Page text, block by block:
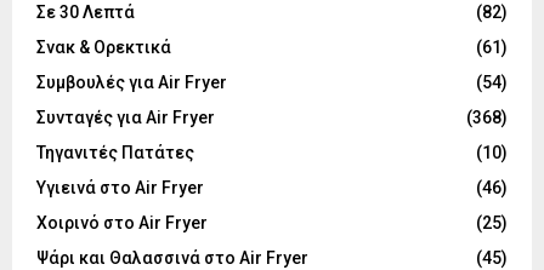
Σε 30 Λεπτά
(82)
Σνακ & Ορεκτικά
(61)
Συμβουλές για Air Fryer
(54)
Συνταγές για Air Fryer
(368)
Τηγανιτές Πατάτες
(10)
Υγιεινά στο Air Fryer
(46)
Χοιρινό στο Air Fryer
(25)
Ψάρι και Θαλασσινά στο Air Fryer
(45)